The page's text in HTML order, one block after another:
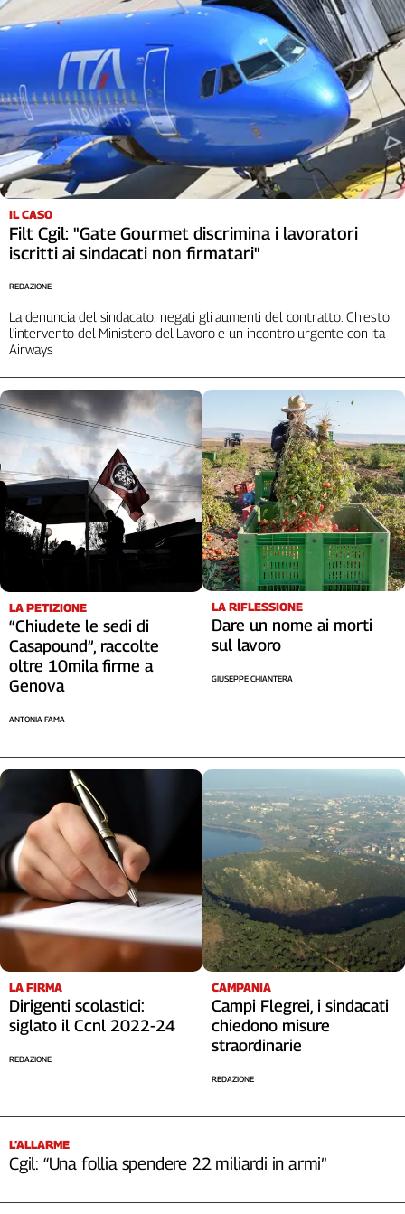
Lombardia
Piemonte
Puglia
Sardegna
Sicilia
Toscana
Trentino
Umbria
Valle
D'Aosta
Veneto
Archivio
Storico
1955-
Cerca
Contatti
La
redazione
Newsletter
Social
IL CASO
Filt Cgil: "Gate Gourmet discrimina i lavoratori
iscritti ai sindacati non firmatari"
La denuncia del sindacato: negati gli aumenti del contratto. Chiesto
l'intervento del Ministero del Lavoro e un incontro urgente con Ita
Airways
REDAZIONE
LA PETIZIONE
“Chiudete le sedi di
Casapound”, raccolte
oltre 10mila firme a
Genova
ANTONIA FAMA
LA RIFLESSIONE
Dare un nome ai morti
sul lavoro
GIUSEPPE CHIANTERA
LA FIRMA
Dirigenti scolastici:
siglato il Ccnl 2022-24
REDAZIONE
CAMPANIA
Campi Flegrei, i sindacati
chiedono misure
straordinarie
REDAZIONE
L’ALLARME
Cgil: “Una follia spendere 22 miliardi in armi”